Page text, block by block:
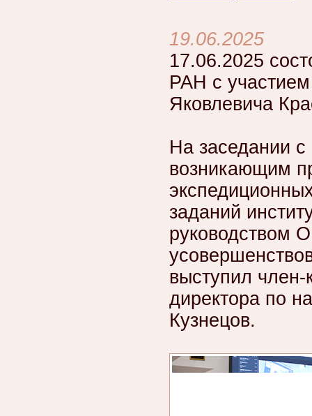
19.06.2025
17.06.2025
РАН с
Яковлевича
На заседании
возникающим
заданий
руководством
выступил
директора по
Кузнецов.